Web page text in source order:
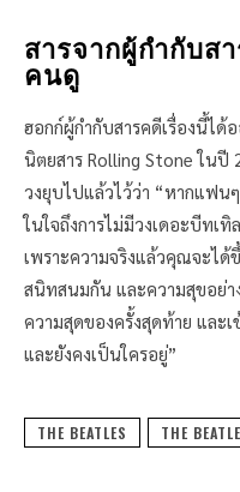
สารจากผู้กำกับสา
คนดู
ฮอกก์ผู้กำกับสารคดีเรื่องนี้ได้
นิตยสาร Rolling Stone ในปี
วงยุบไปแล้วไว้ว่า “หากแฟน
ในใจถึงการไม่มีวงเดอะบีทเทิ
เพราะความจริงแล้วคุณจะไ
สนิทสนมกัน และความสุขอย่า
ความสุดของครั้งสุดท้าย และเ
และยังคงเป็นใครอยู่”
THE BEATLES THE